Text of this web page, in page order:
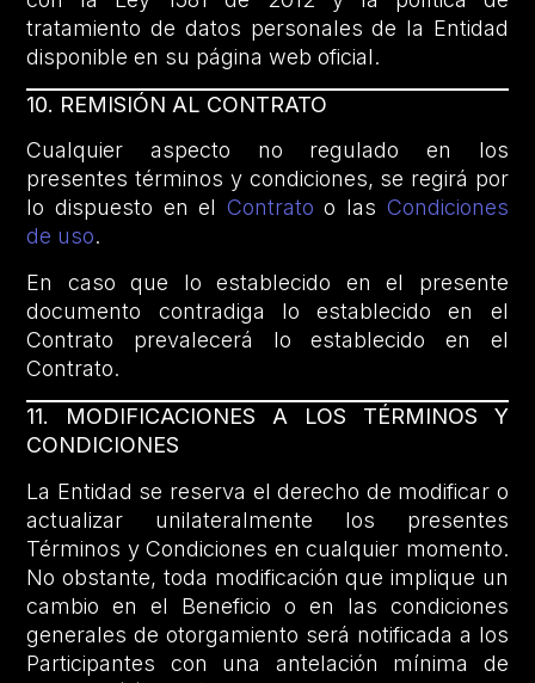
tratamiento de datos personales de la Entidad
disponible en su página web oficial.
10. REMISIÓN AL CONTRATO
Cualquier aspecto no regulado en los
presentes términos y condiciones, se regirá por
lo dispuesto en el Contratoo las Condiciones
de uso.
En caso que lo establecido en el presente
documento contradiga lo establecido en el
Contrato prevalecerá lo establecido en el
Contrato.
11. MODIFICACIONES A LOS TÉRMINOS Y
CONDICIONES
La Entidad se reserva el derecho de modificar o
actualizar unilateralmente los presentes
Términos y Condiciones en cualquier momento.
No obstante, toda modificación que implique un
cambio en el Beneficio o en las condiciones
generales de otorgamiento será notificada a los
Participantes con una antelación mínima de